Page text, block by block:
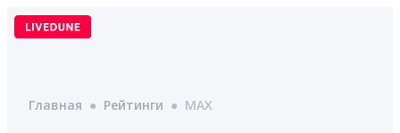
Перейти
Главная ● Рейтинги ● MAX